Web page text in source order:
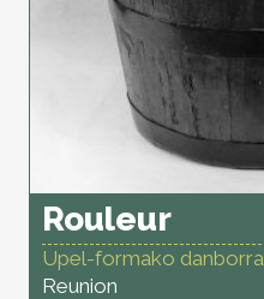
Rouleur
Upel-formako danborra
Reunion